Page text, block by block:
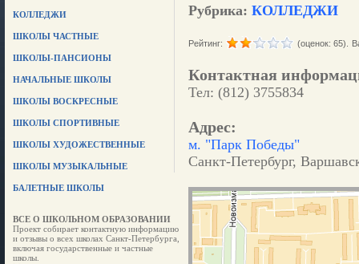
КОЛЛЕДЖИ
ШКОЛЫ ЧАСТНЫЕ
ШКОЛЫ-ПАНСИОНЫ
НАЧАЛЬНЫЕ ШКОЛЫ
ШКОЛЫ ВОСКРЕСНЫЕ
ШКОЛЫ СПОРТИВНЫЕ
ШКОЛЫ ХУДОЖЕСТВЕННЫЕ
ШКОЛЫ МУЗЫКАЛЬНЫЕ
БАЛЕТНЫЕ ШКОЛЫ
ВСЕ О ШКОЛЬНОМ ОБРАЗОВАНИИ
Проект собирает контактную информацию
и отзывы о всех школах Санкт-Петербурга,
включая государственные и частные
школы.
Рубрика: КОЛЛЕДЖИ
Рейтинг: (оценок: 65).
Контактная
Тел: (812) 3755834
Адрес:
м. "Парк Победы"
Санкт-Петербург,